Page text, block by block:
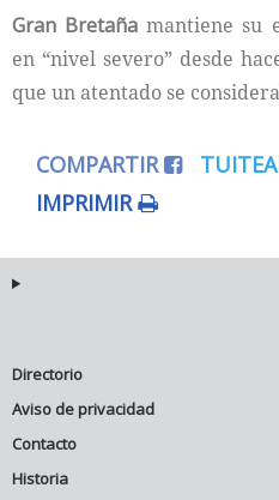
Gran Bretaña mantiene su
en “nivel severo” desde
que un atentado se
COMPARTIR
IMPRIMIR
Directorio
Aviso de privacidad
Contacto
Historia